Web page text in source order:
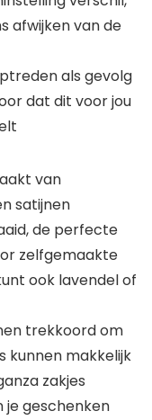
afwijken van de
als gevolg
dat dit voor jou
van
satijnen
de perfecte
zelfgemaakte
ook lavendel of
trekkoord om
kunnen makkelijk
zakjes
je geschenken